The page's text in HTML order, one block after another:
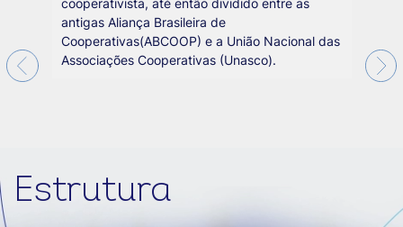
cooperativista, até então dividido entre as
antigas Aliança Brasileira de
Cooperativas(ABCOOP) e a União Nacional das
Associações Cooperativas (Unasco).
Estrutura